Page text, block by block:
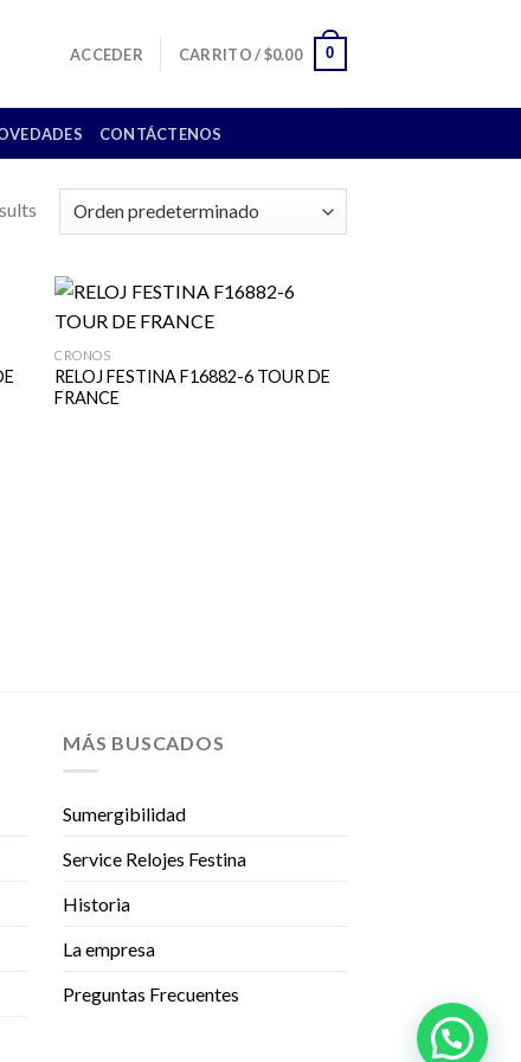
ACCEDER CARRITO /$0.00 0
CONTÁCTENOS
CRONOS
RELOJ FESTINA F16882-6 TOUR DE
FRANCE
MÁS BUSCADOS
Sumergibilidad
Service Relojes Festina
Historia
La empresa
Preguntas Frecuentes